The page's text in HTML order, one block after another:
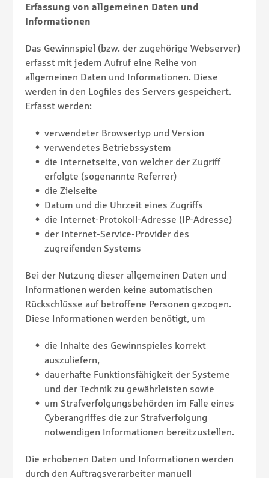
Erfassung von allgemeinen Daten und
Informationen
Das Gewinnspiel (bzw. der zugehörige Webserver)
erfasst mit jedem Aufruf eine Reihe von
allgemeinen Daten und Informationen. Diese
werden in den Logfiles des Servers gespeichert.
Erfasst werden:
verwendeter Browsertyp und Version
verwendetes Betriebssystem
die Internetseite, von welcher der Zugriff
erfolgte (sogenannte Referrer)
die Zielseite
Datum und die Uhrzeit eines Zugriffs
die Internet-Protokoll-Adresse (IP-Adresse)
der Internet-Service-Provider des
zugreifenden Systems
Bei der Nutzung dieser allgemeinen Daten und
Informationen werden keine automatischen
Rückschlüsse auf betroffene Personen gezogen.
Diese Informationen werden benötigt, um
die Inhalte des Gewinnspieles korrekt
auszuliefern,
dauerhafte Funktionsfähigkeit der Systeme
und der Technik zu gewährleisten sowie
um Strafverfolgungsbehörden im Falle eines
Cyberangriffes die zur Strafverfolgung
notwendigen Informationen bereitzustellen.
Die erhobenen Daten und Informationen werden
durch den Auftragsverarbeiter manuell